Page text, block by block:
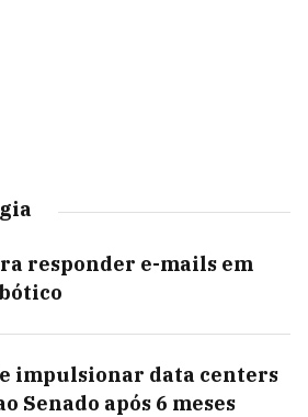
responder e-mails em
impulsionar data centers
Senado após 6 meses